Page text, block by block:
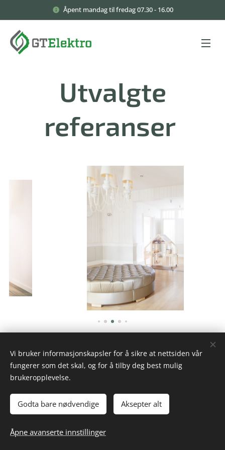
Åpent mandag til fredag 07.30 - 16.00
Utvalgte
referanser
Din elektriker i Larvik og Sandefjord
Alle rettigheter forbeholdt 2023
Drevet avWebnode
Vi bruker informasjonskapsler for å sikre at nettsiden vår
fungerer som det skal, og for å tilby deg best mulig
brukeropplevelse.
Godta bare nødvendige Aksepter alt
Åpne avanserte innstillinger